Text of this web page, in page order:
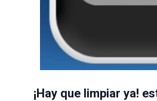
¡Hay que limpiar ya!